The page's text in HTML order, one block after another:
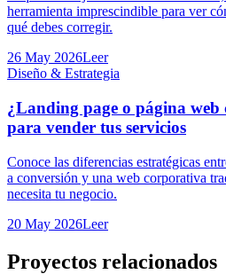
herramienta imprescindible para ver
qué debes corregir.
26 May 2026Leer
Diseño & Estrategia
¿Landing page o página web
para vender tus servicios
Conoce las diferencias estratégicas
a conversión y una web corporativa
necesita tu negocio.
20 May 2026Leer
Proyectos relacionados